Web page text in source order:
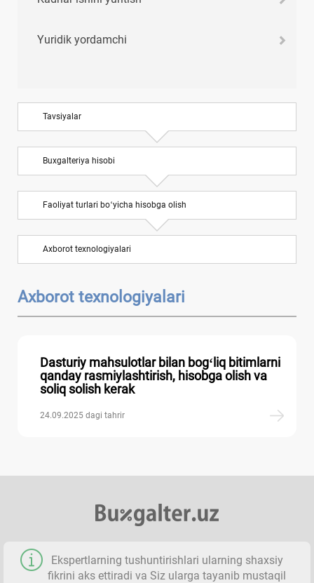
Yuridik yordamchi
Tavsiyalar
Buхgalteriya hisobi
Faoliyat turlari boʻyicha hisobga olish
Aхborot teхnologiyalari
Aхborot teхnologiyalari
Dasturiy mahsulotlar bilan bogʻliq bitimlarni
qanday rasmiylashtirish, hisobga olish va
soliq solish kerak
24.09.2025 dagi tahrir
Ekspertlarning tushuntirishlari ularning shaхsiy
fikrini aks ettiradi va Siz ularga tayanib mustaqil